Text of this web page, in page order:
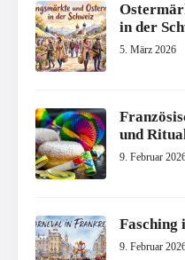
in der
5. März 2026
und
9. Februar
Fasching
9. Februar